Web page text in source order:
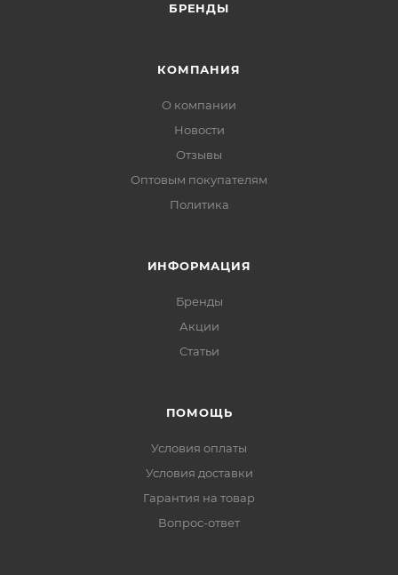
БРЕНДЫ
КОМПАНИЯ
О компании
Новости
Отзывы
Оптовым покупателям
Политика
ИНФОРМАЦИЯ
Бренды
Акции
Статьи
ПОМОЩЬ
Условия оплаты
Условия доставки
Гарантия на товар
Вопрос-ответ